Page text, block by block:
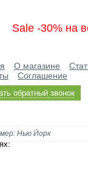
Sale -30% на
О магазине
Соглашение
обратный звонок